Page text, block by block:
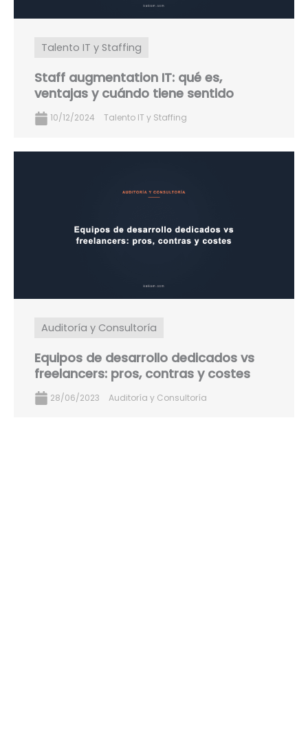
Talento IT y Staffing
Staff augmentation IT: qué es,
ventajas y cuándo tiene sentido
10/12/2024 Talento IT y Staffing
Auditoría y Consultoría
Equipos de desarrollo dedicados vs
freelancers: pros, contras y costes
28/06/2023 Auditoría y Consultoría